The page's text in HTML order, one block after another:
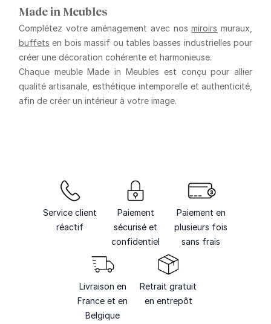
Made in Meubles
Complétez votre aménagement avec nosmiroirs muraux
buffets en bois massif ou tables basses industrielles pour
créer une décoration cohérente et harmonieuse.
Chaque meuble Made in Meubles est conçu pour allier
qualité artisanale ,esthétique intemporelleetauthenticité
afin de créer un intérieur à votre image.
Service client
réactif
Paiement
sécurisé et
confidentiel
Paiement en
plusieurs fois
sans frais
Livraison en
France et en
Belgique
Retrait gratuit
en entrepôt